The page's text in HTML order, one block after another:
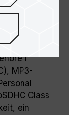
ist
mit allen
Geräten
MP3-
Class
ein